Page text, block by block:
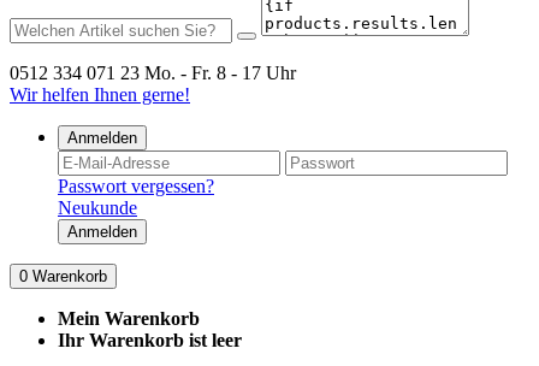
0512 334 071 23 Mo. - Fr. 8 - 17 Uhr
Wir helfen Ihnen gerne!
Anmelden
Passwort vergessen?
Neukunde
Anmelden
0 Warenkorb
Mein Warenkorb
Ihr Warenkorb ist leer